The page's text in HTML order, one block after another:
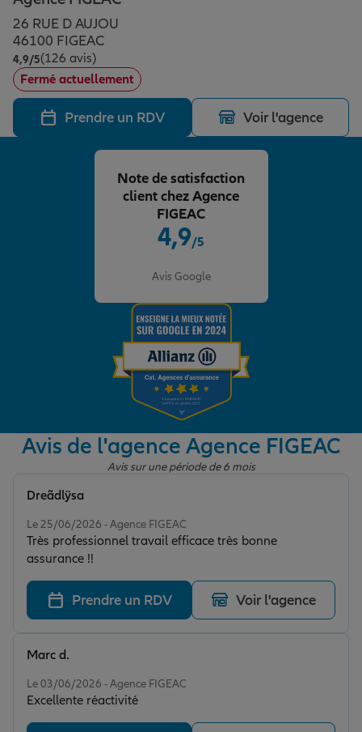
Assurance emprunteur
Prévoyance et dépendance
Assurance animal de compagnie
Protection de la famille
Protection juridique
Épargne & retraite
Plan épargne retraite
Assurance vie
Placements financiers
Investissements immobiliers
Transmission
Vos projets
Partir en vacances
Départ à la retraite
Préparer l’avenir
Conseil assurance
Assurance habitation
Le Pack Famille
Garantie des accidents de la vie
Assurance scolaire
Protection juridique
Retraite
Tous nos devis d'assurance
Allianz en France
26 RUE D AUJOU
46100 FIGEAC
4,9/5Note de 4.9 sur 5
(126 avis)
Fermé actuellement
Prendre un RDV Voir l'agence
4,9/5
Avis Google
Note de satisfaction
client chez Agence
FIGEAC
Avis de l'agence Agence FIGEAC
Avis sur une période de 6 mois
Le 25/06/2026 - Agence FIGEAC
Très professionnel travail efficace très bonne
assurance !!
Dreãdlÿsa
Prendre un RDV Voir l'agence
Le 03/06/2026 - Agence FIGEAC
Excellente réactivité
Marc d.